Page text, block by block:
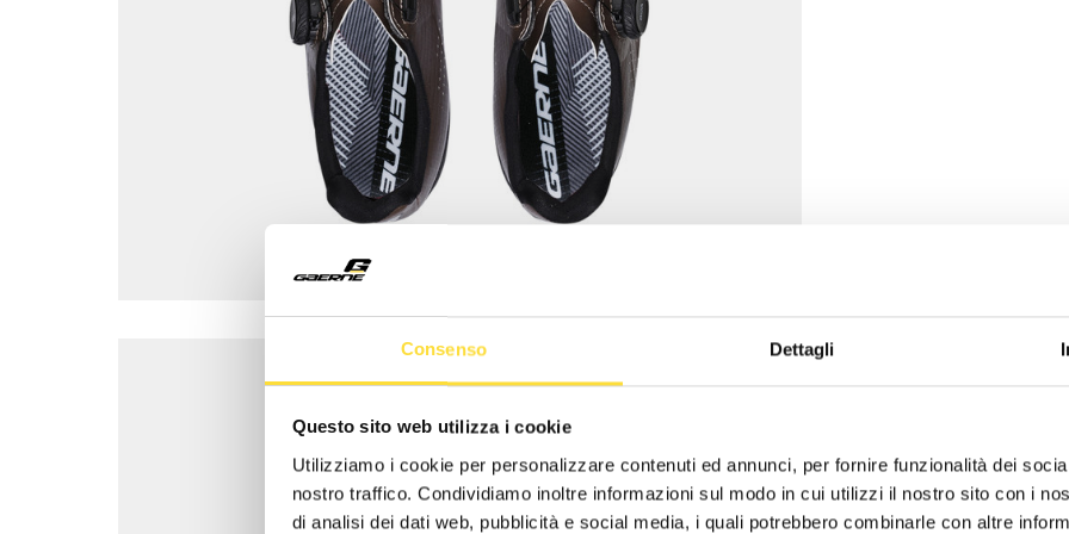
Consenso Dettagli
Questo sito web utilizza i cookie
Utilizziamo i cookie per personalizzare contenuti ed annunci, per fornire funzionalità dei
nostro traffico. Condividiamo inoltre informazioni sul modo in cui utilizzi il nostro sito con i
di analisi dei dati web, pubblicità e social media, i quali potrebbero combinarle con altre